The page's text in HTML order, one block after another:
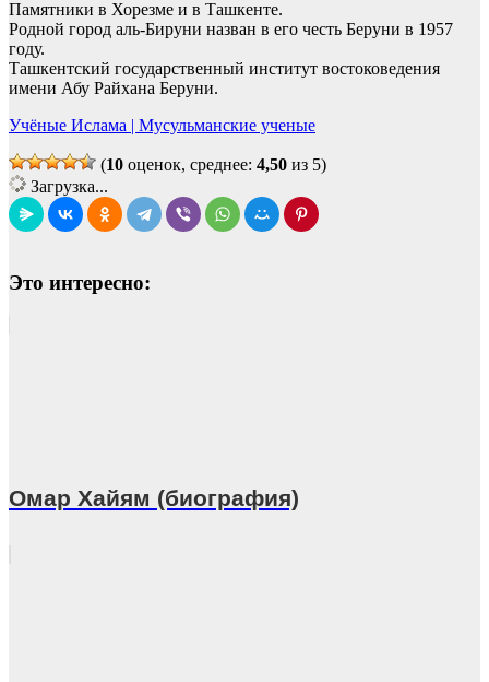
Памятники в Хорезме и в Ташкенте.
Родной город аль-Бируни назван в его честь Беруни в 1957
году.
Ташкентский государственный институт востоковедения
имени Абу Райхана Беруни.
Учёные Ислама | Мусульманские ученые
(10 оценок, среднее: 4,50 из 5)
Загрузка...
Это интересно:
Омар Хайям (биография)